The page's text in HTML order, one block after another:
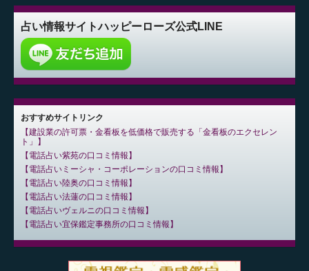
占い情報サイトハッピーローズ公式LINE
おすすめサイトリンク
建設業の許可票・金看板を低価格で販売する「金看板のエクセレン
ト」
電話占い紫苑の口コミ情報
電話占いミーシャ・コーポレーションの口コミ情報
電話占い陸奥の口コミ情報
電話占い法蓮の口コミ情報
電話占いヴェルニの口コミ情報
電話占い宜保鑑定事務所の口コミ情報